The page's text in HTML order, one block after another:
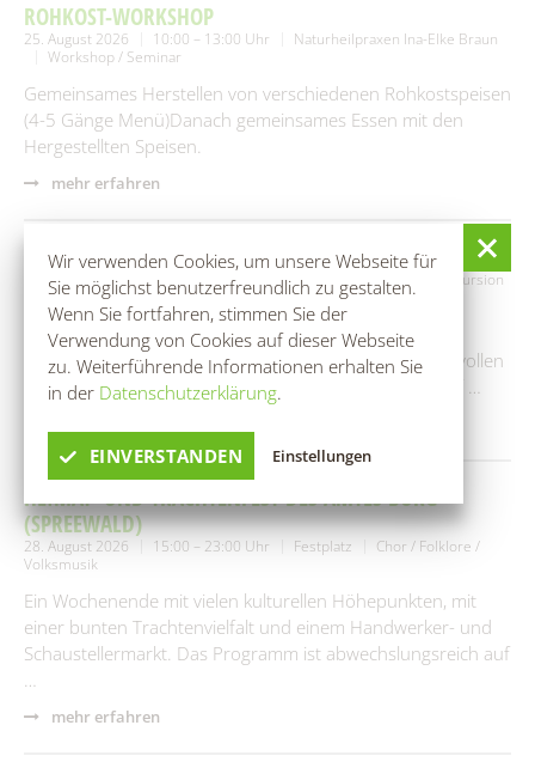
Wir verwenden Cookies, um unsere Webseite für
Sie möglichst benutzerfreundlich zu gestalten.
Wenn Sie fortfahren, stimmen Sie der
Verwendung von Cookies auf dieser Webseite
zu. Weiterführende Informationen erhalten Sie
in der Datenschutzerklärung.
EINVERSTANDEN Einstellungen
ROHKOST-WORKSHOP
25. August 2026 10:00 – 13:00 Uhr
Naturheilpraxen Ina-Elke Braun
Workshop / Seminar
Gemeinsames Herstellen von verschiedenen Rohkostspeisen
(4-5 Gänge Menü)Danach gemeinsames Essen mit den
Hergestellten Speisen.
mehr erfahren
RANGERTOUR: IM REICH DES SCHLANGENKÖNIGS
28. August 2026 09:00 – 15:00 Uhr Bootshaus Rehnus
Exkursion
/ Wanderung
Der Spreewald ist weithin für seinen Wasserreichtum
bekannt. Doch wer die Lebensadern dieses geheimnisvollen
Fließlabyrinths wirklich kennenlernen möchte, kann auf …
HEIMAT- UND TRACHTENFEST DES AMTES BURG
(SPREEWALD)
28. August 2026 15:00 – 23:00 Uhr Festplatz
Chor / Folklore /
Volksmusik
Ein Wochenende mit vielen kulturellen Höhepunkten, mit
einer bunten Trachtenvielfalt und einem Handwerker- und
Schaustellermarkt. Das Programm ist abwechslungsreich auf
…
mehr erfahren